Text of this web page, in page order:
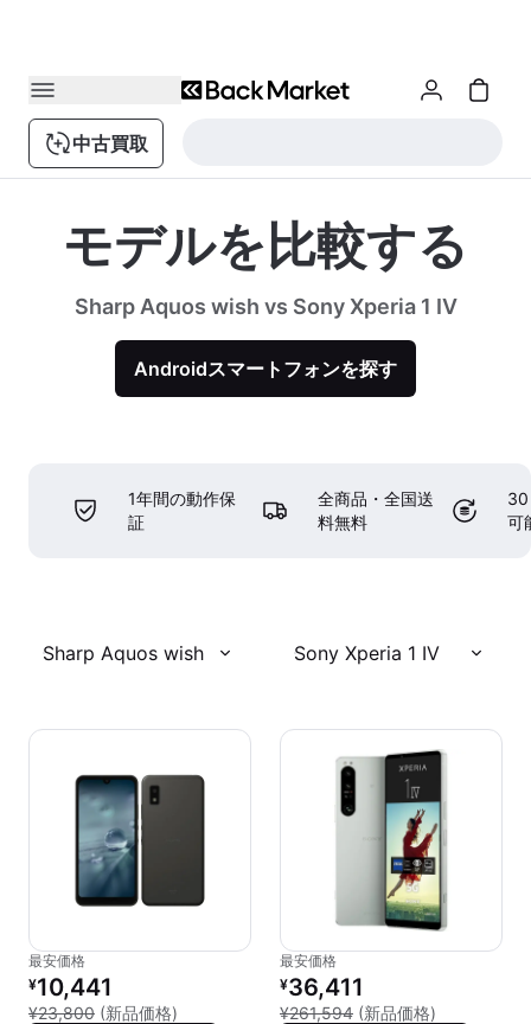
中古買取
モデルを比較する
Sharp Aquos wish vs Sony Xperia 1 IV
Androidスマートフォンを探す
1年間の動作保
証
全商品・全国送
料無料
30
可
Sharp Aquos wish Sony Xperia 1 IV
最安価格
リファービッシュ品の価格：
¥10,441
¥23,800 (新品価格) 新品との比較：¥23,800
最安価格
リファービッシュ品の価格：
¥36,411
¥261,594 (新品価格)